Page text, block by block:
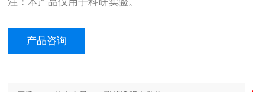
注：本产品仅用于科研实验。
产品咨询